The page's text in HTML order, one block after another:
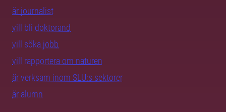
är journalist
vill bli doktorand
vill söka jobb
vill rapportera om naturen
är verksam inom SLU:s sektorer
är alumn